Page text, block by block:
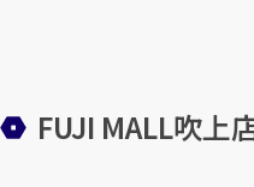
FUJI MALL吹上